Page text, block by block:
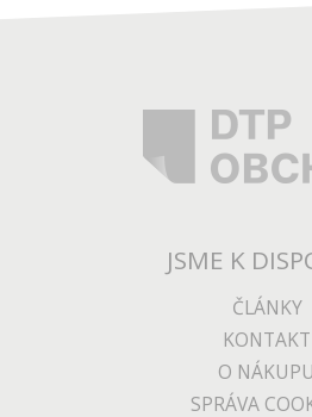
JSME K
ČLÁNKY
KONTAKT
O NÁKUPU
SPRÁVA